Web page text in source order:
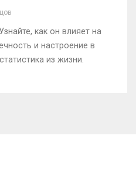
как он влияет на
и настроение в
из жизни.